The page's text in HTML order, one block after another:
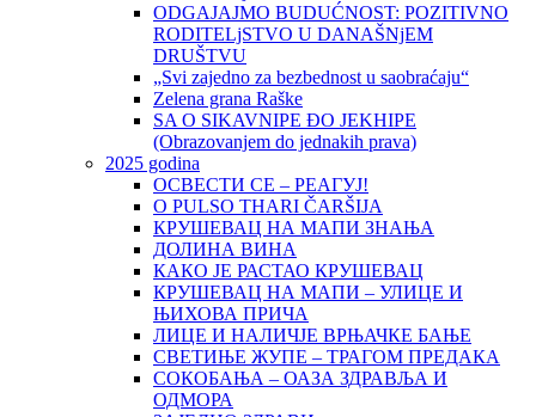
ODGAJAJMO BUDUĆNOST: POZITIVNO
RODITELjSTVO U DANAŠNjEM
DRUŠTVU
„Svi zajedno za bezbednost u saobraćaju“
Zelena grana Raške
SA O SIKAVNIPE ĐO JEKHIPE
(Obrazovanjem do jednakih prava)
2025 godina
ОСВЕСТИ СЕ – РЕАГУЈ!
O PULSO THARI ČARŠIJA
КРУШЕВАЦ НА МАПИ ЗНАЊА
ДОЛИНА ВИНА
КАКО ЈЕ РАСТАО КРУШЕВАЦ
КРУШЕВАЦ НА МАПИ – УЛИЦЕ И
ЊИХОВА ПРИЧА
ЛИЦЕ И НАЛИЧЈЕ ВРЊАЧКЕ БАЊЕ
СВЕТИЊЕ ЖУПЕ – ТРАГОМ ПРЕДАКА
СОКОБАЊА – ОАЗА ЗДРАВЉА И
ОДМОРА